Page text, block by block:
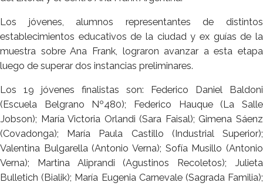
Los jóvenes, alumnos representantes de distintos
establecimientos educativos de la ciudad y ex guías de la
muestra sobre Ana Frank, lograron avanzar a esta etapa
luego de superar dos instancias preliminares.
Los 19 jóvenes finalistas son: Federico Daniel Baldoni
(Escuela Belgrano Nº480); Federico Hauque (La Salle
Jobson); María Victoria Orlandi (Sara Faisal); Gimena Sáenz
(Covadonga); María Paula Castillo (Industrial Superior);
Valentina Bulgarella (Antonio Verna); Sofía Musillo (Antonio
Verna); Martina Aliprandi (Agustinos Recoletos); Julieta
Bulletich (Bialik); María Eugenia Carnevale (Sagrada Familia);